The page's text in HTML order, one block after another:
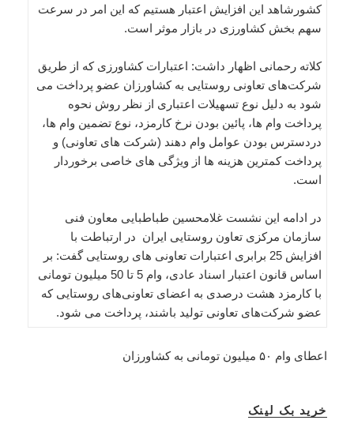
کشورشاهد این افزایش اعتبار هستیم که این امر در سرعت
سهم بخش کشاورزی در بازار موثر است.
کلاته رحمانی اظهار داشت: اعتبارات کشاورزی که از طریق
شرکت‌های تعاونی روستایی به کشاورزان عضو پرداخت می
شود به دلیل نوع تسهیلات اعتباری از نظر روش نحوه
پرداخت وام ها، پائین بودن نرخ کارمزد، نوع تضمین وام ها،
دردسترس بودن عوامل وام دهند (شرکت های تعاونی) و
پرداخت کمترین هزینه ها از ویژگی های خاصی برخوردار
است.
در ادامه این نشست غلامحسین طباطبایی معاون فنی
سازمان مرکزی تعاون روستایی ایران در ارتباطت با
افزایش 25 برابری اعتبارات تعاونی های روستایی گفت: بر
اساس قانون اعتبار اسناد عادی، وام 5 تا 50 میلیون تومانی
با کارمزد هشت درصدی به اعضای تعاونی‌های روستایی که
عضو شرکت‌های تعاونی تولید باشند، پرداخت می شود.
اعطای وام ۵۰ میلیون تومانی به کشاورزان
خرید بک لینک